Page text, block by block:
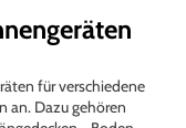
für verschiedene
an. Dazu gehören